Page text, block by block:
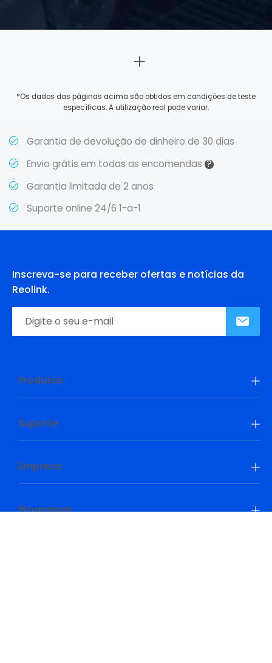
*Os dados das páginas acima são obtidos em condições de teste
específicas. A utilização real pode variar.
Garantia de devolução de dinheiro de 30 dias
Envio grátis em todas as encomendas ?
Garantia limitada de 2 anos
Suporte online 24/6 1-a-1
Inscreva-se para receber ofertas e notícias da
Reolink.
Produtos
Suporte
Empresa
Programas